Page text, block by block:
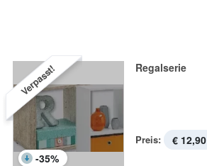
Verpasst!
-35%
Regalserie
Preis: € 12,90